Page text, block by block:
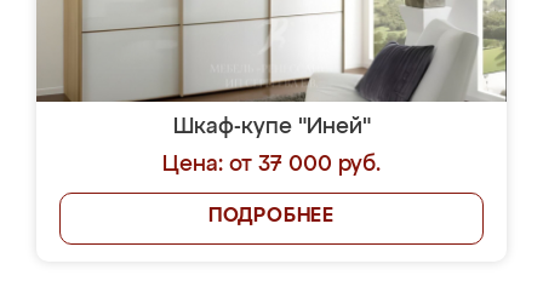
Шкаф-купе "Иней"
Цена: от 37 000 руб.
ПОДРОБНЕЕ